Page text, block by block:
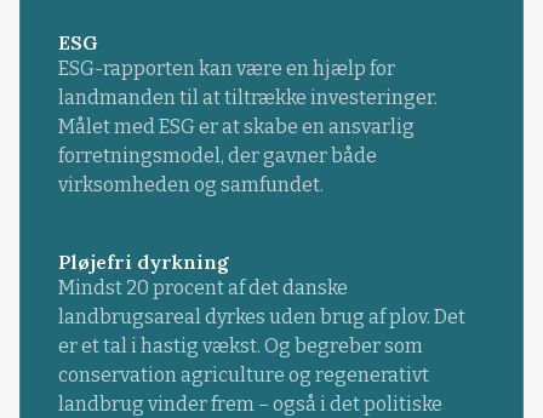
ESG
ESG-rapporten kan være en hjælp for
landmanden til at tiltrække investeringer.
Målet med ESG er at skabe en ansvarlig
forretningsmodel, der gavner både
virksomheden og samfundet.
Pløjefri dyrkning
Mindst 20 procent af det danske
landbrugsareal dyrkes uden brug af plov. Det
er et tal i hastig vækst. Og begreber som
conservation agriculture og regenerativt
landbrug vinder frem – også i det politiske